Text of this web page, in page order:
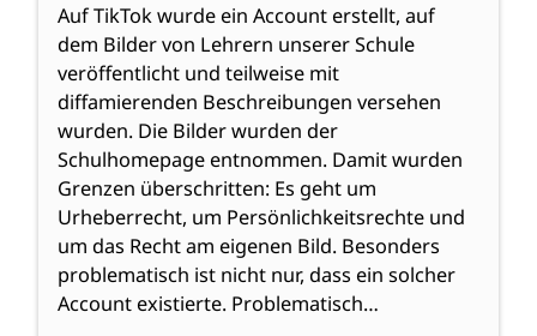
Auf TikTok wurde ein Account erstellt, auf
dem Bilder von Lehrern unserer Schule
veröffentlicht und teilweise mit
diffamierenden Beschreibungen versehen
wurden. Die Bilder wurden der
Schulhomepage entnommen. Damit wurden
Grenzen überschritten: Es geht um
Urheberrecht, um Persönlichkeitsrechte und
um das Recht am eigenen Bild. Besonders
problematisch ist nicht nur, dass ein solcher
Account existierte. Problematisch…